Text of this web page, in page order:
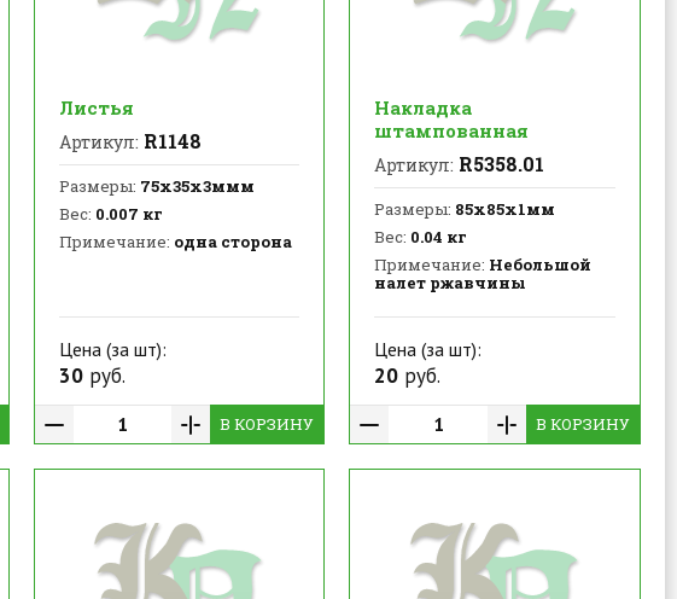
Листья
Артикул: R1148
Размеры: 75х35х3ммм
Вес: 0.007 кг
Примечание: одна сторона
Цена (за шт):
30руб.
В КОРЗИНУ
Накладка
штампованная
Артикул: R5358.01
Размеры: 85х85х1мм
Вес: 0.04 кг
Примечание: Небольшой
налет ржавчины
Цена (за шт):
20 руб.
В КОРЗИНУ